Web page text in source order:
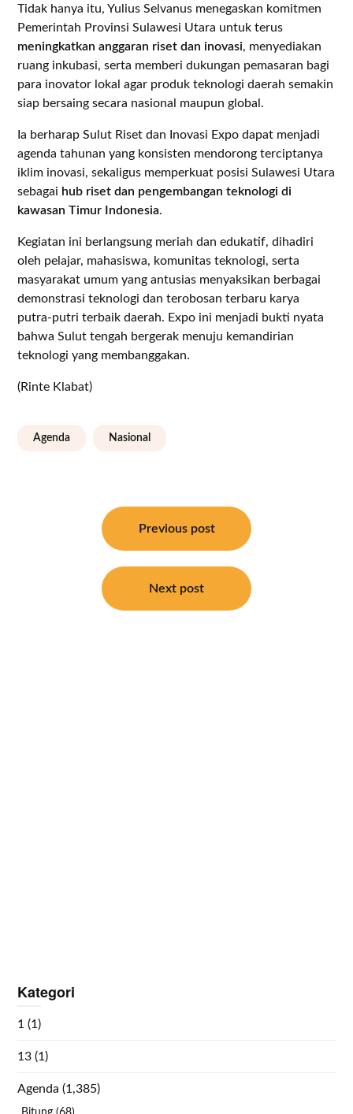
Tidak hanya itu, Yulius Selvanus menegaskan komitmen
Pemerintah Provinsi Sulawesi Utara untuk terus
meningkatkan anggaran riset dan inovasi, menyediakan
ruang inkubasi, serta memberi dukungan pemasaran bagi
para inovator lokal agar produk teknologi daerah semakin
siap bersaing secara nasional maupun global.
Ia berharap Sulut Riset dan Inovasi Expo dapat menjadi
agenda tahunan yang konsisten mendorong terciptanya
iklim inovasi, sekaligus memperkuat posisi Sulawesi Utara
sebagai hub riset dan pengembangan teknologi di
kawasan Timur Indonesia.
Kegiatan ini berlangsung meriah dan edukatif, dihadiri
oleh pelajar, mahasiswa, komunitas teknologi, serta
masyarakat umum yang antusias menyaksikan berbagai
demonstrasi teknologi dan terobosan terbaru karya
putra-putri terbaik daerah. Expo ini menjadi bukti nyata
bahwa Sulut tengah bergerak menuju kemandirian
teknologi yang membanggakan.
(Rinte Klabat)
Agenda Nasional
Previous post
Next post
Kategori
1 (1)
13 (1)
Agenda (1,385)